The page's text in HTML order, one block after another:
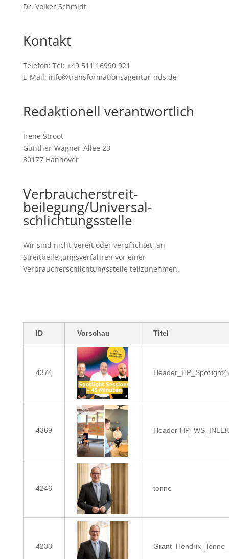
Dr. Volker Schmidt
Kontakt
Telefon: Tel: +49 511 16990 921
E-Mail: info@transformationsagentur-nds.de
Redaktionell verantwortlich
Irene Stroot
Günther-Wagner-Allee 23
30177 Hannover
Verbraucher­streit­
beilegung/Universal­
schlichtungs­stelle
Wir sind nicht bereit oder verpflichtet, an
Streitbeilegungsverfahren vor einer
Verbraucherschlichtungsstelle teilzunehmen.
ID Vorschau Titel
4374
4369 Header-
4246 tonne
4233